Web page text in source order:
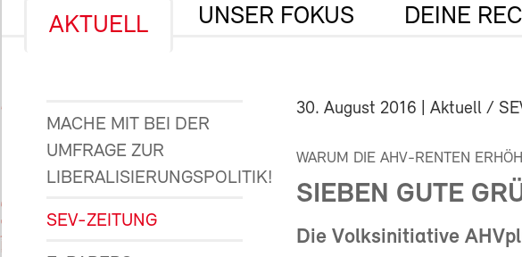
AKTUELL UNSER FOKUS DEINE
MACHE MIT BEI DER
UMFRAGE ZUR
LIBERALISIERUNGSPOLITIK!
SEV-ZEITUNG
30. August 2016 | Aktuell /
WARUM DIE AHV-RENTEN
SIEBEN GUTE
Die Volksinitiative